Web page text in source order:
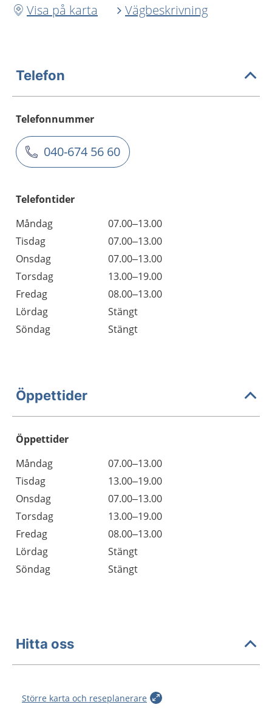
Visa på karta
Vägbeskrivning
Telefon
Telefonnummer
040-674 56 60
Telefontider
Måndag
07.00–13.00
Tisdag
07.00–13.00
Onsdag
07.00–13.00
Torsdag
13.00–19.00
Fredag
08.00–13.00
Lördag
Stängt
Söndag
Stängt
Öppettider
Öppettider
Dag
Öppettider
Kommentarer
Måndag
07.00–13.00
Tisdag
13.00–19.00
Onsdag
07.00–13.00
Torsdag
13.00–19.00
Fredag
08.00–13.00
Lördag
Stängt
Söndag
Stängt
Hitta oss
Större karta och reseplanerare